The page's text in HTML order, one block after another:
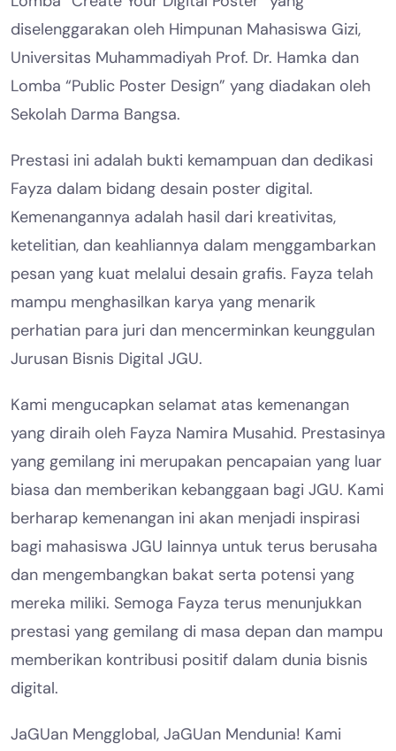
diselenggarakan oleh Himpunan Mahasiswa Gizi,
Universitas Muhammadiyah Prof. Dr. Hamka dan
Lomba “Public Poster Design” yang diadakan oleh
Sekolah Darma Bangsa.
Prestasi ini adalah bukti kemampuan dan dedikasi
Fayza dalam bidang desain poster digital.
Kemenangannya adalah hasil dari kreativitas,
ketelitian, dan keahliannya dalam menggambarkan
pesan yang kuat melalui desain grafis. Fayza telah
mampu menghasilkan karya yang menarik
perhatian para juri dan mencerminkan keunggulan
Jurusan Bisnis Digital JGU.
Kami mengucapkan selamat atas kemenangan
yang diraih oleh Fayza Namira Musahid. Prestasinya
yang gemilang ini merupakan pencapaian yang luar
biasa dan memberikan kebanggaan bagi JGU. Kami
berharap kemenangan ini akan menjadi inspirasi
bagi mahasiswa JGU lainnya untuk terus berusaha
dan mengembangkan bakat serta potensi yang
mereka miliki. Semoga Fayza terus menunjukkan
prestasi yang gemilang di masa depan dan mampu
memberikan kontribusi positif dalam dunia bisnis
digital.
JaGUan Mengglobal, JaGUan Mendunia! Kami